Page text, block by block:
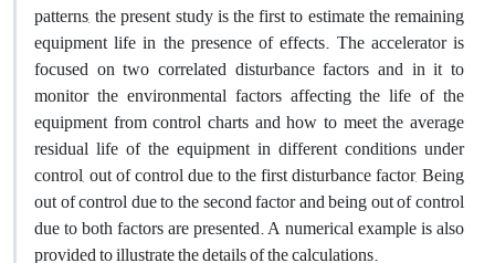
patterns, the present study is the first to estimate the remaining
equipment life in the presence of effects. The accelerator is
focused on two correlated disturbance factors and in it to
monitor the environmental factors affecting the life of the
equipment from control charts and how to meet the average
residual life of the equipment in different conditions under
control, out of control due to the first disturbance factor, Being
out of control due to the second factor and being out of control
due to both factors are presented. A numerical example is also
provided to illustrate the details of the calculations.